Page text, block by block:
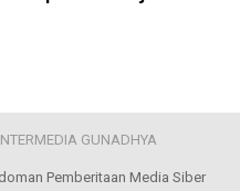
GUNADHYA
Pemberitaan Media Siber